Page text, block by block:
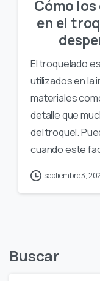
Cómo
en el
El troquelado
utilizados en la
materiales
detalle que
del troquel.
cuando este
septiembre 3,
Buscar